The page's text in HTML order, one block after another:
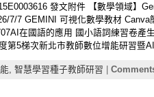
發文附件 【數學領域】
7/7 GEMINI 可視化數學教材
在國語的應用 國小語詞練習卷產
第5梯次新北市教師數位增能研習暨
, 智慧學習種子教師研習